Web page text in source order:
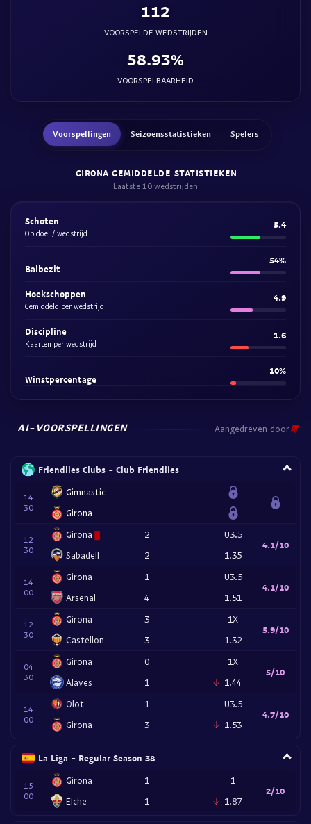
112
VOORSPELDE WEDSTRIJDEN
58.93%
VOORSPELBAARHEID
Voorspellingen Seizoensstatistieken Spelers
GIRONA GEMIDDELDE STATISTIEKEN
Laatste 10 wedstrijden
Schoten
Op doel / wedstrijd
5.4
Balbezit
54%
Hoekschoppen
Gemiddeld per wedstrijd
4.9
Discipline
Kaarten per wedstrijd
1.6
Winstpercentage
10%
AI-VOORSPELLINGEN Aangedreven door
Friendlies Clubs - Club Friendlies
14
30
Gimnastic
Girona
12
30
Girona
Sabadell
2
2
U3.5
1.35
4.1/10
14
00
Girona
Arsenal
1
4
U3.5
1.51
4.1/10
12
30
Girona
Castellon
3
3
1X
1.32
5.9/10
04
30
Girona
Alaves
0
1
1X
1.44
5/10
14
00
Olot
Girona
1
3
U3.5
1.53
4.7/10
La Liga - Regular Season 38
15
00
Girona
Elche
1
1
1
1.87
2/10